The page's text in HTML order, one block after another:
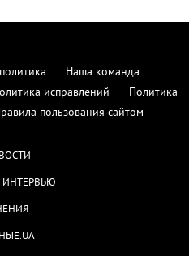
Наша команда
исправлений
Политика
пользования сайтом
ИНТЕРВЬЮ